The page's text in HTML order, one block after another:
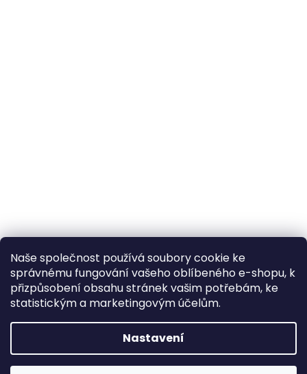
Naše společnost používá soubory cookie ke
správnému fungování vašeho oblíbeného e-shopu, k
přizpůsobení obsahu stránek vašim potřebám, ke
statistickým a marketingovým účelům.
Nastavení